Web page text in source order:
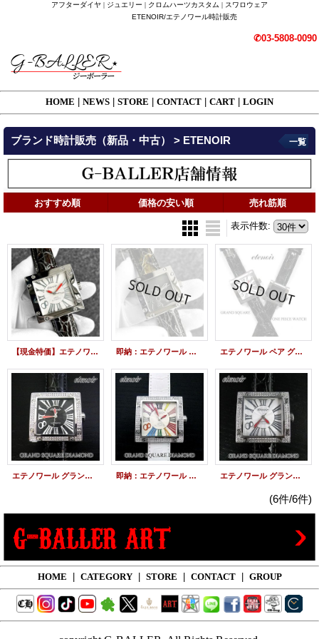
アフターダイヤ | ジュエリー | クロムハーツカスタム | スワロウェア
ETENOIR/エテノワール時計販売
✆03-5808-0090
HOME NEWS STORE CONTACT CART LOGIN
ブランド時計販売（新品・中古） > ETENOIR 一覧
おすすめ順 価格の安い順 売れ筋順
表示件数:
【現金特価】エテノワール グランドスクエア2 45mm オート ホワイト ETGS45WH 即納：エテノワール ワンピース 250本限定 時計 モンキーＤルフィーモデル エテノワール ペア グランドスクエア2 & ワンピース 時計 250本限定
エテノワール グランドスクエア2 ダイヤ ベゼル ブラック レザー GRAND SQUARE2 即納：エテノワール グランドスクエア ダイヤモンド ベゼル ホワイト レザー GRAND SQUARE アフターダイヤ エテノワール グランドスクエア ダイヤモンド ベゼル etenoir GRAND SQUARE アフターダイヤ
(6件/6件)
HOME CATEGORY STORE CONTACT GROUP